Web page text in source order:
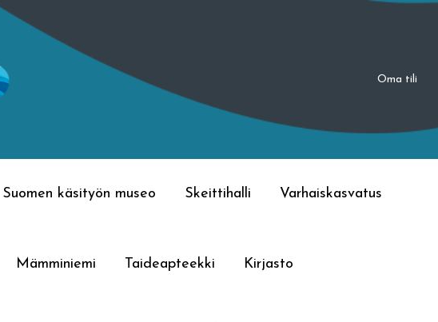
Oma tili
Suomen käsityön museo Skeittihalli Varhaiskasvatus
Mämminiemi Taideapteekki Kirjasto